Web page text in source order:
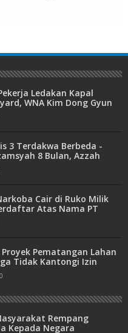
Ledakan Kapal
WNA Kim Dong Gyun
6 Bulan
3 Terdakwa Berbeda -
8 Bulan, Azzah
2 Tahun 6 Bulan
Cair di Ruko Milik
Atas Nama PT
Pematangan Lahan
Tidak Kantongi Izin
Rempang
Kepada Negara